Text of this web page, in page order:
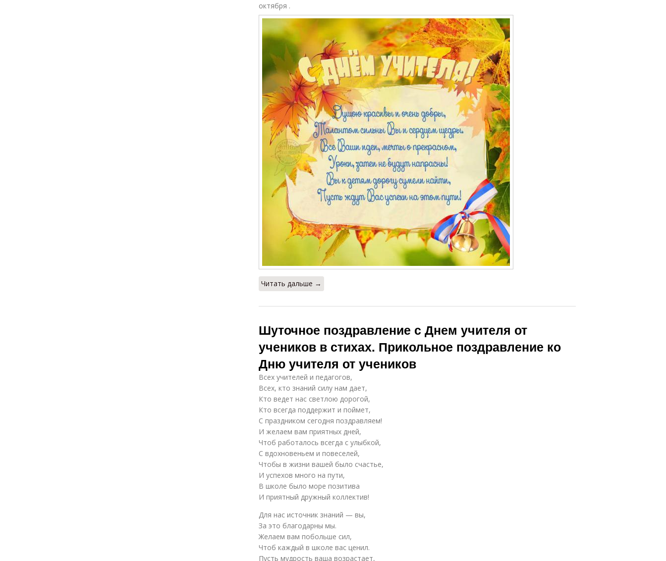
октября .
Читать дальше →
Шуточное поздравление с Днем учителя от
учеников в стихах. Прикольное поздравление ко
Дню учителя от учеников
Всех учителей и педагогов,
Всех, кто знаний силу нам дает,
Кто ведет нас светлою дорогой,
Кто всегда поддержит и поймет,
С праздником сегодня поздравляем!
И желаем вам приятных дней,
Чтоб работалось всегда с улыбкой,
С вдохновеньем и повеселей,
Чтобы в жизни вашей было счастье,
И успехов много на пути,
В школе было море позитива
И приятный дружный коллектив!
Для нас источник знаний — вы,
За это благодарны мы.
Желаем вам побольше сил,
Чтоб каждый в школе вас ценил.
Пусть мудрость ваша возрастает,